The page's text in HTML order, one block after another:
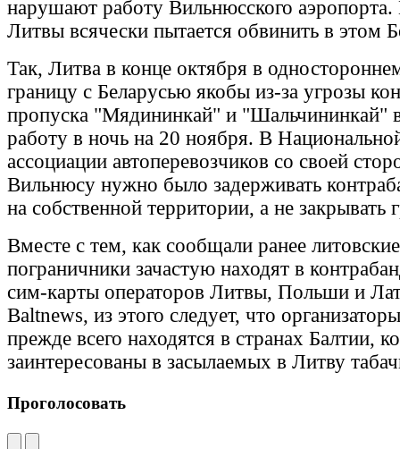
нарушают работу Вильнюсского аэропорта.
Литвы всячески пытается обвинить в этом
Так, Литва в конце октября в
границу с Беларусью якобы из-за угрозы
пропуска "Мядининкай" и "Шальчининкай"
работу в ночь на 20 ноября. В
ассоциации автоперевозчиков со своей
Вильнюсу нужно было задерживать
на собственной территории, а не закрывать
Вместе с тем, как сообщали ранее
пограничники зачастую находят в
сим-карты операторов Литвы, Польши и
Baltnews, из этого следует, что
прежде всего находятся в странах Балтии,
заинтересованы в засылаемых в Литву
Проголосовать